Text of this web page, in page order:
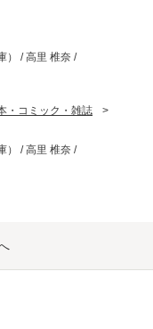
） / 高里 椎奈 /
・コミック・雑誌
>
） / 高里 椎奈 /